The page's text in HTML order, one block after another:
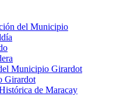
del Municipio
Municipio Girardot
Girardot
de Maracay